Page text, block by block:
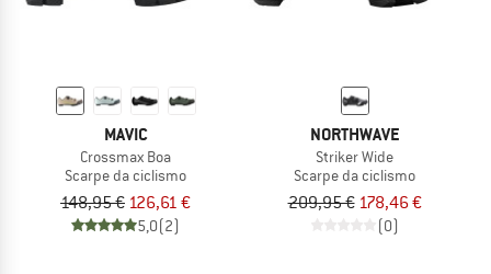
MAVIC
Crossmax Boa
Scarpe da ciclismo
148,95 € 126,61 €
5,0(2)
NORTHWAVE
Striker Wide
Scarpe da ciclismo
209,95 € 178,46 €
(0)